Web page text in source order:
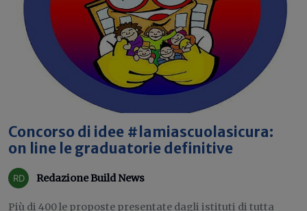
Concorso di idee #lamiascuolasicura:
on line le graduatorie definitive
Redazione Build News
Più di 400 le proposte presentate dagli istituti di tutta